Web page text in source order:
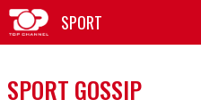
SPORT
SPORT GOSSIP